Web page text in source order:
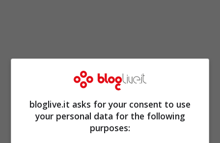
bloglive.it asks for your consent to use
your personal data for the following
purposes: